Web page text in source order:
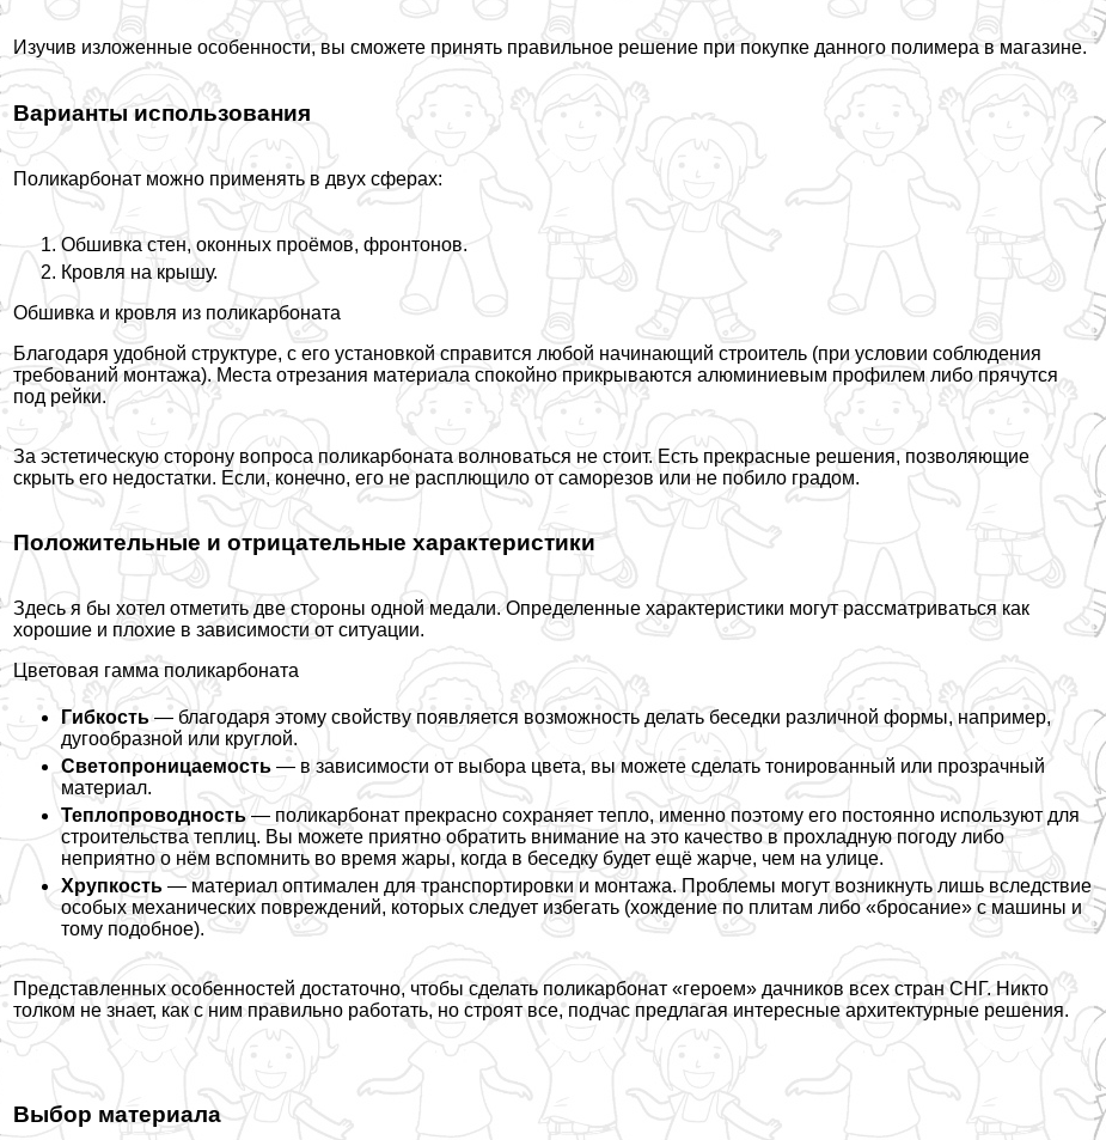
Изучив изложенные особенности, вы сможете принять правильное решение при покупке данного полимера в магазине.
Варианты использования
Поликарбонат можно применять в двух сферах:
Обшивка стен, оконных проёмов, фронтонов.
Кровля на крышу.
Обшивка и кровля из поликарбоната
Благодаря удобной структуре, с его установкой справится любой начинающий строитель (при условии соблюдения
требований монтажа). Места отрезания материала спокойно прикрываются алюминиевым профилем либо прячутся
под рейки.
За эстетическую сторону вопроса поликарбоната волноваться не стоит. Есть прекрасные решения, позволяющие
скрыть его недостатки. Если, конечно, его не расплющило от саморезов или не побило градом.
Положительные и отрицательные хаpaктеристики
Здесь я бы хотел отметить две стороны одной медали. Определенные хаpaктеристики могут рассматриваться как
хорошие и плохие в зависимости от ситуации.
Цветовая гамма поликарбоната
Гибкость — благодаря этому свойству появляется возможность делать беседки различной формы, например,
дугообразной или круглой.
Светопроницаемость — в зависимости от выбора цвета, вы можете сделать тонированный или прозрачный
материал.
Теплопроводность — поликарбонат прекрасно сохраняет тепло, именно поэтому его постоянно используют для
строительства теплиц. Вы можете приятно обратить внимание на это качество в прохладную погоду либо
неприятно о нём вспомнить во время жары, когда в беседку будет ещё жарче, чем на улице.
Хрупкость — материал оптимален для трaнcпортировки и монтажа. Проблемы могут возникнуть лишь вследствие
особых механических повреждений, которых следует избегать (хождение по плитам либо «бросание» с машины и
тому подобное).
Представленных особенностей достаточно, чтобы сделать поликарбонат «героем» дачников всех стран СНГ. Никто
толком не знает, как с ним правильно работать, но строят все, подчас предлагая интересные архитектурные решения.
Выбор материала